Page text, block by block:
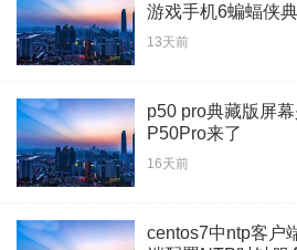
游戏手机6蝙蝠侠
13天前
p50 pro典藏版屏
P50Pro来了
16天前
centos7中ntp客户